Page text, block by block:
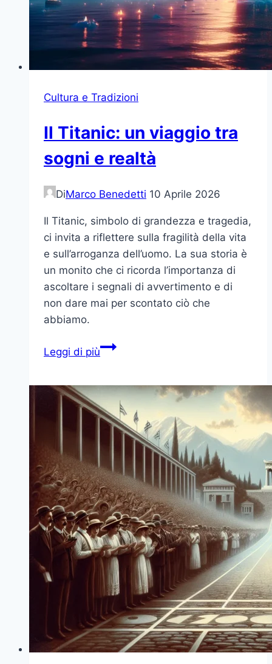
Cultura e Tradizioni
Il Titanic: un viaggio tra
sogni e realtà
DiMarco Benedetti 10 Aprile 2026
Il Titanic, simbolo di grandezza e tragedia,
ci invita a riflettere sulla fragilità della vita
e sull’arroganza dell’uomo. La sua storia è
un monito che ci ricorda l’importanza di
ascoltare i segnali di avvertimento e di
non dare mai per scontato ciò che
abbiamo.
Leggi di piùIl
viaggio
tra
sogni
e
realtà